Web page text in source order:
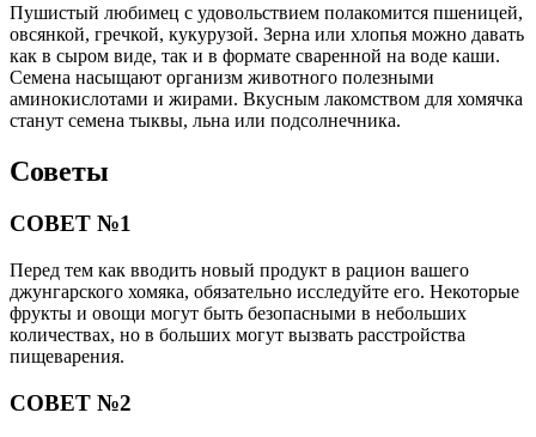
Пушистый любимец с удовольствием полакомится пшеницей,
овсянкой, гречкой, кукурузой. Зерна или хлопья можно давать
как в сыром виде, так и в формате сваренной на воде каши.
Семена насыщают организм животного полезными
аминокислотами и жирами. Вкусным лакомством для хомячка
станут семена тыквы, льна или подсолнечника.
Советы
СОВЕТ №1
Перед тем как вводить новый продукт в рацион вашего
джунгарского хомяка, обязательно исследуйте его. Некоторые
фрукты и овощи могут быть безопасными в небольших
количествах, но в больших могут вызвать расстройства
пищеварения.
СОВЕТ №2